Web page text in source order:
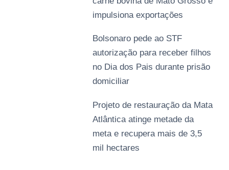
impulsiona exportações
Bolsonaro pede ao STF
autorização para receber filhos
no Dia dos Pais durante prisão
domiciliar
Projeto de restauração da Mata
Atlântica atinge metade da
meta e recupera mais de 3,5
mil hectares